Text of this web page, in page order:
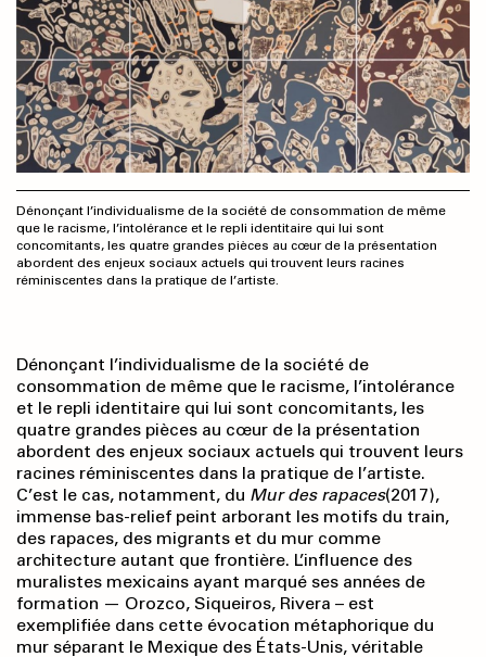
Dénonçant l’individualisme de la société de consommation de même
que le racisme, l’intolérance et le repli identitaire qui lui sont
concomitants, les quatre grandes pièces au cœur de la présentation
abordent des enjeux sociaux actuels qui trouvent leurs racines
réminiscentes dans la pratique de l’artiste.
Dénonçant l’individualisme de la société de
consommation de même que le racisme, l’intolérance
et le repli identitaire qui lui sont concomitants, les
quatre grandes pièces au cœur de la présentation
abordent des enjeux sociaux actuels qui trouvent leurs
racines réminiscentes dans la pratique de l’artiste.
C’est le cas, notamment, du Mur des rapaces(2017),
immense bas-relief peint arborant les motifs du train,
des rapaces, des migrants et du mur comme
architecture autant que frontière. L’influence des
muralistes mexicains ayant marqué ses années de
formation — Orozco, Siqueiros, Rivera – est
exemplifiée dans cette évocation métaphorique du
mur séparant le Mexique des États-Unis, véritable